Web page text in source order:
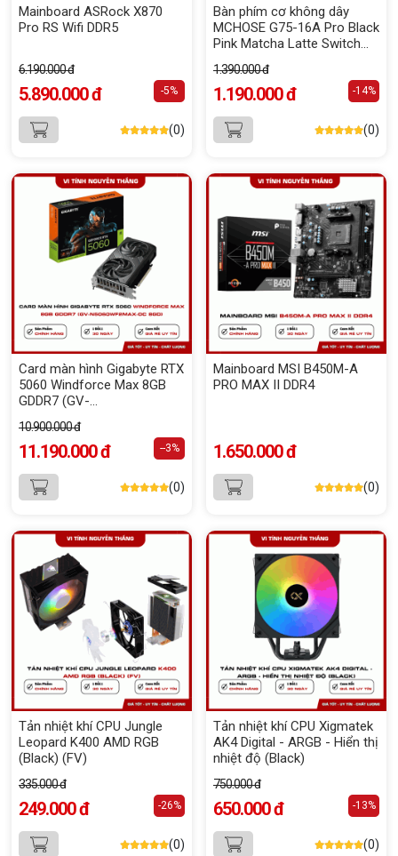
Mainboard ASRock X870
Pro RS Wifi DDR5
6.190.000 đ
5.890.000 đ -5%
(0)
Bàn phím cơ không dây
MCHOSE G75-16A Pro Black
Pink Matcha Latte Switch
Box để bảo hành)
1.390.000 đ
1.190.000 đ -14%
(0)
Card màn hình Gigabyte RTX
5060 Windforce Max 8GB
GDDR7 (GV-
10.900.000 đ
11.190.000 đ --3%
(0)
Mainboard MSI B450M-A
PRO MAX II DDR4
1.650.000 đ
(0)
Tản nhiệt khí CPU Jungle
Leopard K400 AMD RGB
(Black) (FV)
335.000 đ
249.000 đ -26%
(0)
Tản nhiệt khí CPU Xigmatek
AK4 Digital - ARGB - Hiển thị
nhiệt độ (Black)
750.000 đ
650.000 đ -13%
(0)